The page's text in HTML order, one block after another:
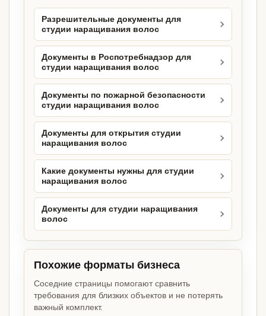
Разрешительные документы для
студии наращивания волос
Документы в Роспотребнадзор для
студии наращивания волос
Документы по пожарной безопасности
студии наращивания волос
Документы для открытия студии
наращивания волос
Какие документы нужны для студии
наращивания волос
Документы для студии наращивания
волос
Похожие форматы бизнеса
Соседние страницы помогают сравнить
требования для близких объектов и не потерять
важный комплект.